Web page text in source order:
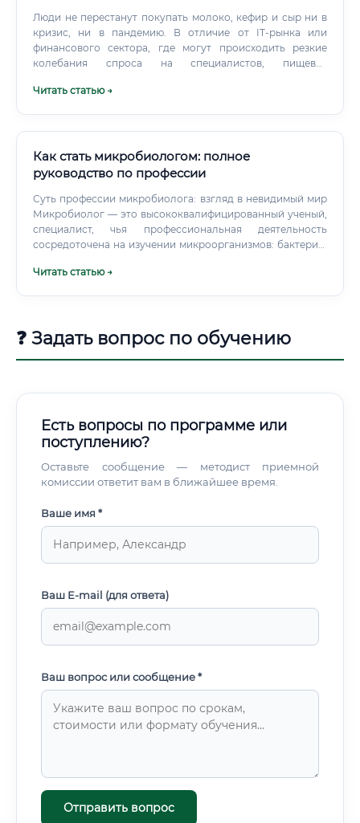
Люди не перестанут покупать молоко, кефир и сыр ни в
кризис, ни в пандемию. В отличие от IT-рынка или
финансового сектора, где могут происходить резкие
колебания спроса на специалистов, пищевая
Читать статью →
Как стать микробиологом: полное
руководство по профессии
Суть профессии микробиолога: взгляд в невидимый мир
Микробиолог — это высококвалифицированный ученый,
специалист, чья профессиональная деятельность
сосредоточена на изучении микроорганизмов: бактерий,
профессии заключается в исследовании их строения,
фундаментальных процессов жизни на
микроскопическом уровне.
Читать статью →
❓ Задать вопрос по обучению
Есть вопросы по программе или
поступлению?
Оставьте сообщение — методист приемной
комиссии ответит вам в ближайшее время.
Ваше имя *
Ваш E-mail (для ответа)
Ваш вопрос или сообщение *
Отправить вопрос